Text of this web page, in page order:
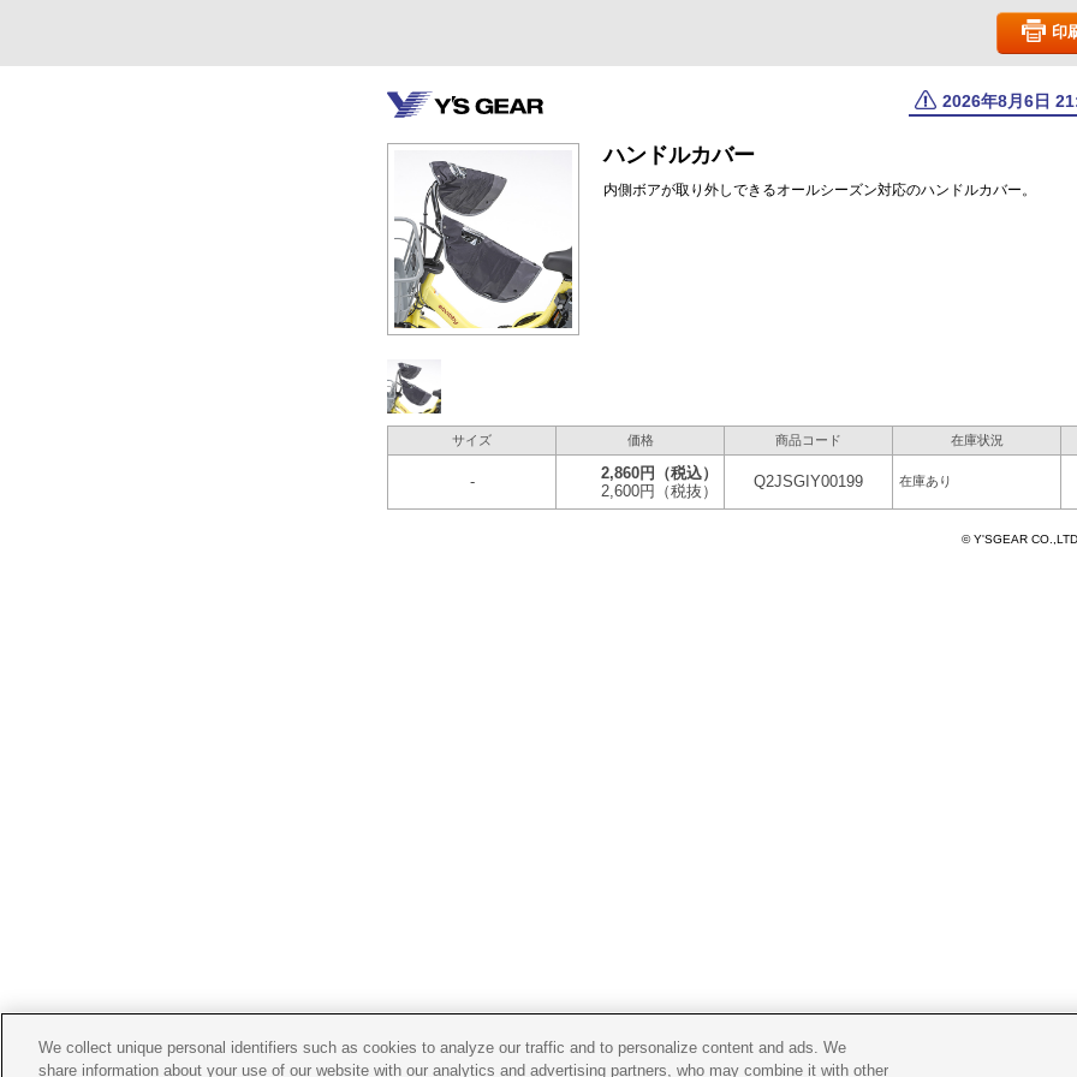
印
2026年8月6日
ハンドルカバー
内側ボアが取り外しできるオールシーズン対応のハンドルカバー。
サイズ 価格 商品コード 在庫状況
- 2,860円
（税込）
2,600円
（税抜）
Q2JSGIY00199 在庫あり
© Y'SGEAR
We collect unique personal identifiers such as cookies to analyze our traffic and to personalize content and ads. We
share information about your use of our website with our analytics and advertising partners, who may combine it with other